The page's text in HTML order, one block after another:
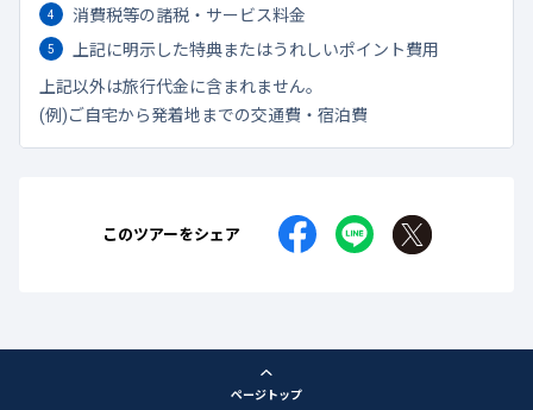
消費税等の諸税・サービス料金
上記に明示した特典またはうれしいポイント費用
上記以外は旅行代金に含まれません。
(例)ご自宅から発着地までの交通費・宿泊費
このツアーをシェア
ページトップ